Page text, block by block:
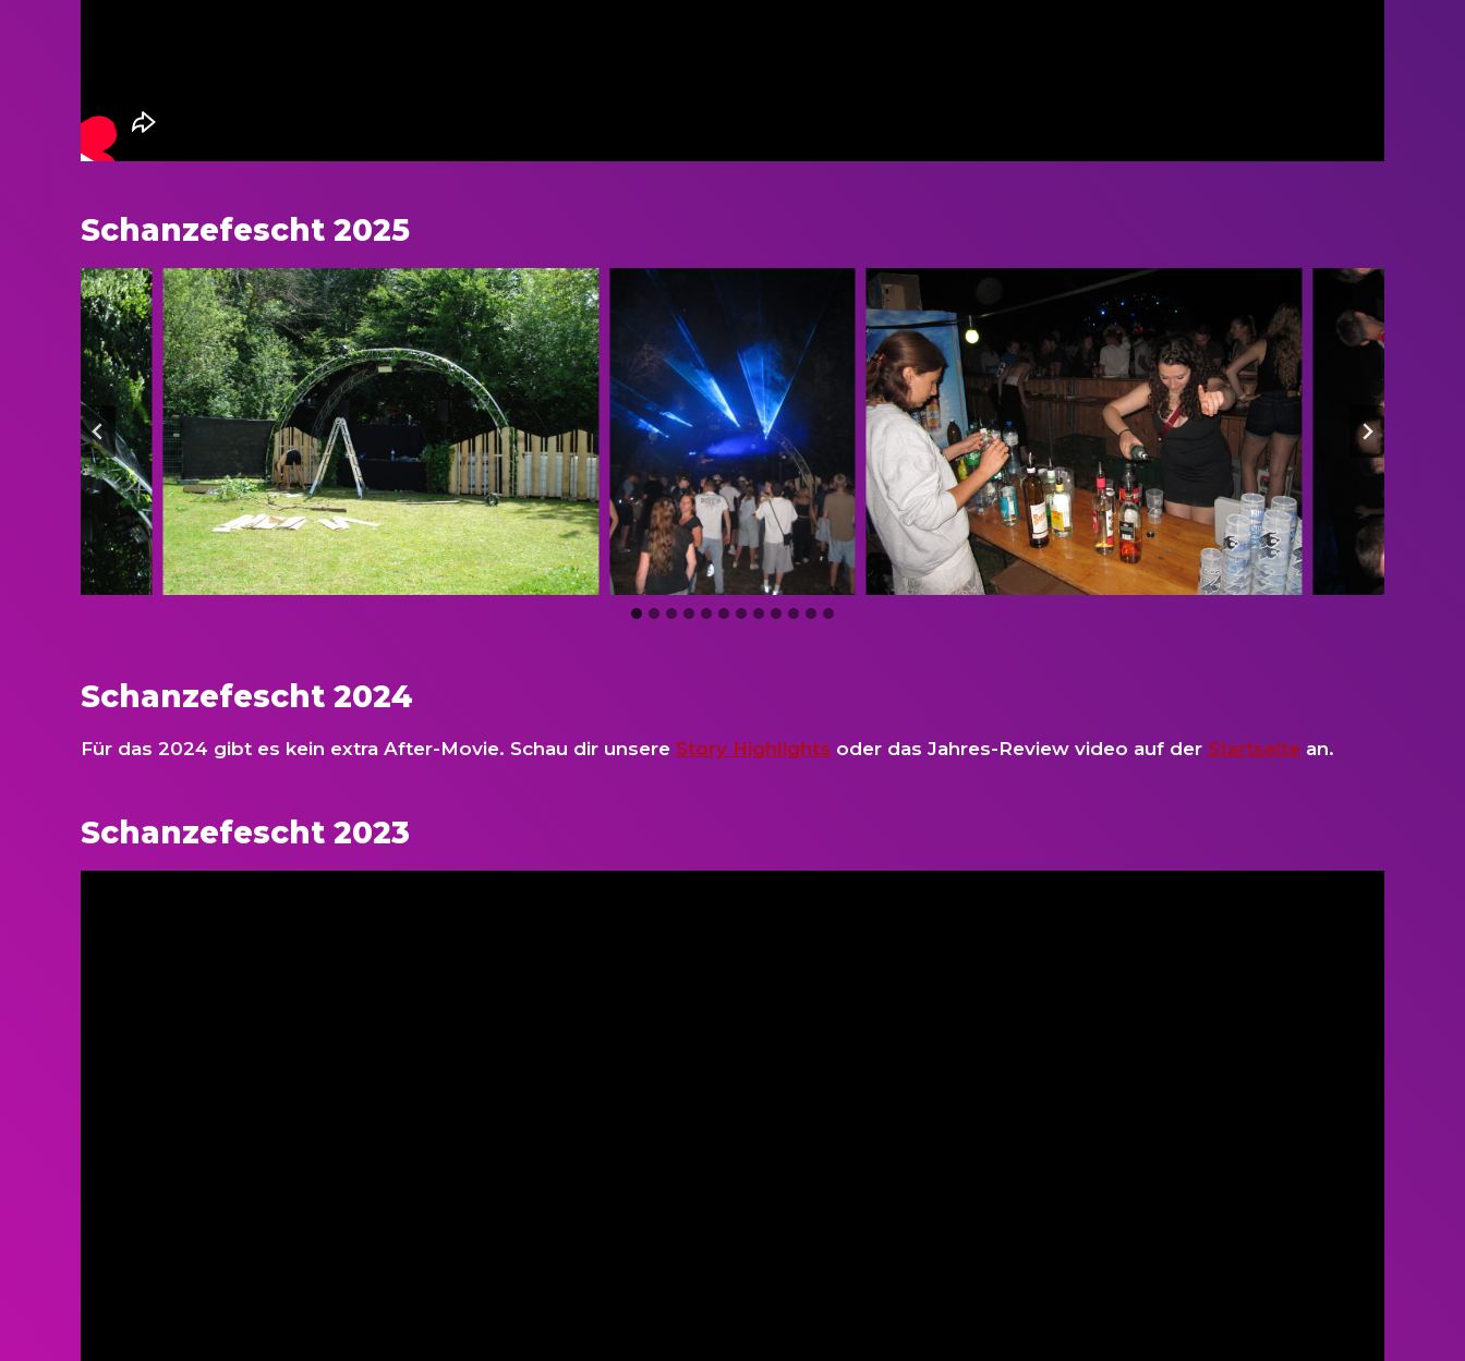
Schanzefescht 2025
Schanzefescht 2024
Für das 2024 gibt es kein extra After-Movie. Schau dir unsere Story Highlights oder das Jahres-Review video auf der Startseite an.
Schanzefescht 2023